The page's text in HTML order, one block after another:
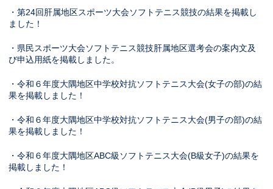
・第24回肝属地区スポーツ大会ソフトテニス競技の結果を掲載し
ました！
・県民スポーツ大会ソフトテニス競技肝属地区選考会の案内文及
び申込用紙を掲載しました。
・令和６年度大隅地区中学校対抗ソフトテニス大会(女子の部)の結
果を掲載しました！
・令和６年度大隅地区中学校対抗ソフトテニス大会(男子の部)の結
果を掲載しました！
・令和６年度大隅地区ABC級ソフトテニス大会(B級女子)の結果を
掲載しました！